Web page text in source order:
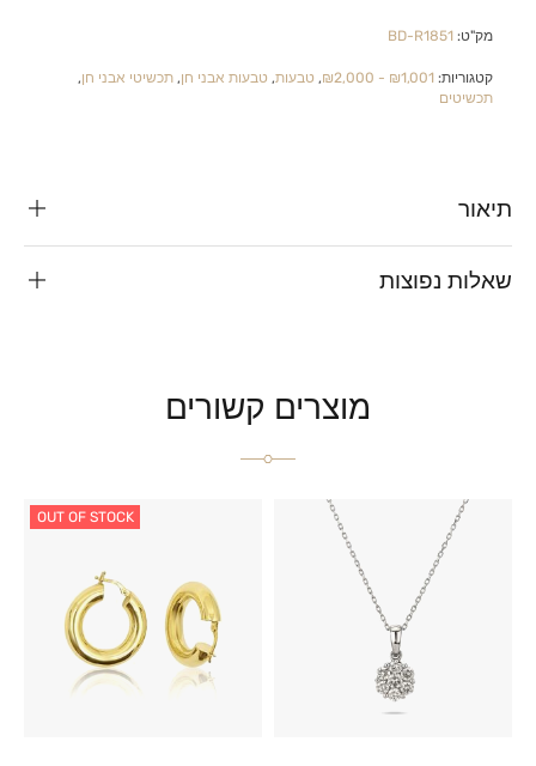
מק"ט: BD-R1851
קטגוריות: ₪1,001 - ₪2,000
, טבעות, טבעות אבני חן,תכשיטי אבני חן,
תכשיטים
תיאור
שאלות נפוצות
מוצרים קשורים
OUT OF STOCK